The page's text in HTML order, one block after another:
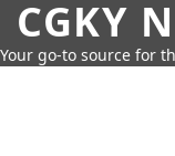
CGKY
Your go-to source for